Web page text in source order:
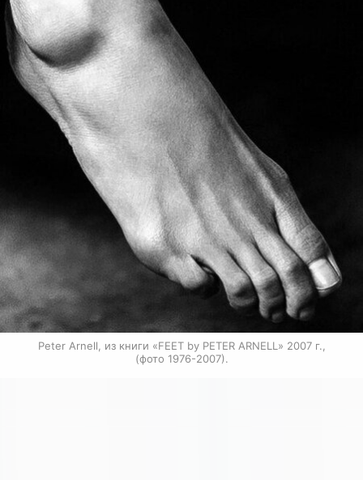
Peter Arnell, из книги «FEET by PETER ARNELL» 2007 г.,
(фото 1976-2007).